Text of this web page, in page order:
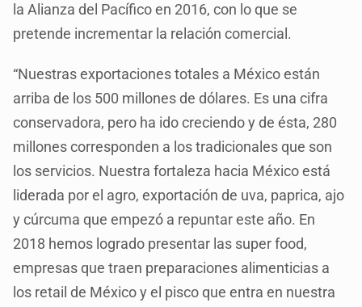
la Alianza del Pacífico en 2016, con lo que se
pretende incrementar la relación comercial.
“Nuestras exportaciones totales a México están
arriba de los 500 millones de dólares. Es una cifra
conservadora, pero ha ido creciendo y de ésta, 280
millones corresponden a los tradicionales que son
los servicios. Nuestra fortaleza hacia México está
liderada por el agro, exportación de uva, paprica, ajo
y cúrcuma que empezó a repuntar este año. En
2018 hemos logrado presentar las super food,
empresas que traen preparaciones alimenticias a
los retail de México y el pisco que entra en nuestra